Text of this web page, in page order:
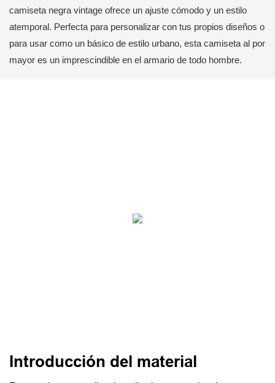
camiseta negra vintage ofrece un ajuste cómodo y un estilo
atemporal. Perfecta para personalizar con tus propios diseños o
para usar como un básico de estilo urbano, esta camiseta al por
mayor es un imprescindible en el armario de todo hombre.
Introducción del material